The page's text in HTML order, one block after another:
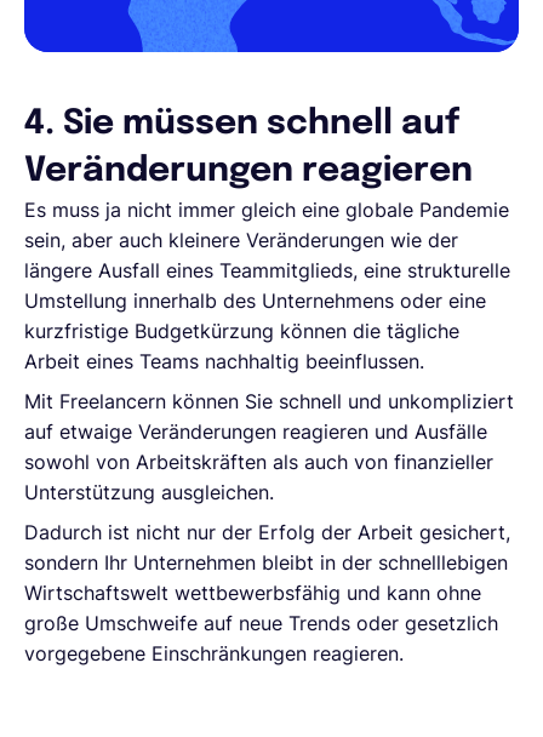
4. Sie müssen schnell auf
Veränderungen reagieren
Es muss ja nicht immer gleich eine globale Pandemie
sein, aber auch kleinere Veränderungen wie der
längere Ausfall eines Teammitglieds, eine strukturelle
Umstellung innerhalb des Unternehmens oder eine
kurzfristige Budgetkürzung können die tägliche
Arbeit eines Teams nachhaltig beeinflussen.
Mit Freelancern können Sie schnell und unkompliziert
auf etwaige Veränderungen reagieren und Ausfälle
sowohl von Arbeitskräften als auch von finanzieller
Unterstützung ausgleichen.
Dadurch ist nicht nur der Erfolg der Arbeit gesichert,
sondern Ihr Unternehmen bleibt in der schnelllebigen
Wirtschaftswelt wettbewerbsfähig und kann ohne
große Umschweife auf neue Trends oder gesetzlich
vorgegebene Einschränkungen reagieren.